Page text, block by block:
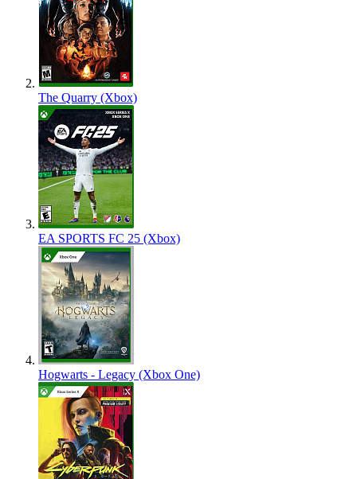
The Quarry (Xbox)
EA SPORTS FC 25 (Xbox)
Hogwarts - Legacy (Xbox One)